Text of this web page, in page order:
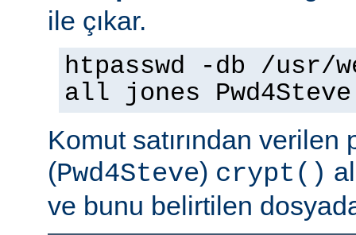
ile çıkar.
htpasswd -db /usr/
all jones Pwd4Steve
Komut satırından verilen
(Pwd4Steve) crypt()
ve bunu belirtilen